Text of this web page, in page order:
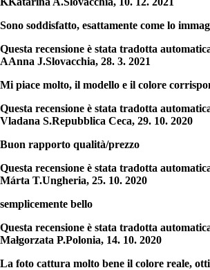
Sono soddisfatto, esattamente come lo
Questa recensione è stata tradotta
AAnna J.Slovacchia, 28. 3. 2021
Mi piace molto, il modello e il colore
Questa recensione è stata tradotta
Vladana S.Repubblica Ceca, 29. 10. 2020
Buon rapporto qualità/prezzo
Questa recensione è stata tradotta
Márta T.Ungheria, 25. 10. 2020
semplicemente bello
Questa recensione è stata tradotta
Małgorzata P.Polonia, 14. 10. 2020
La foto cattura molto bene il colore reale,